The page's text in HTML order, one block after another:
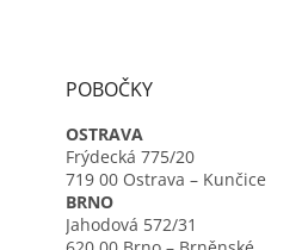
POBOČKY
OSTRAVA
Frýdecká 775/20
719 00 Ostrava – Kunčice
BRNO
Jahodová 572/31